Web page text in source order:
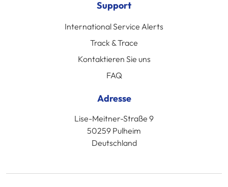
Support
International Service Alerts
Track & Trace
Kontaktieren Sie uns
FAQ
Adresse
Lise-Meitner-Straße 9
50259 Pulheim
Deutschland